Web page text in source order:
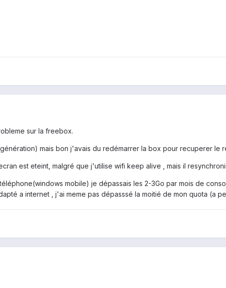
sur la freebox.
mais bon j'avais du redémarrer la box pour recuperer le
est eteint, malgré que j'utilise wifi keep alive , mais il
mobile) je dépassais les 2-3Go par mois de
a internet , j'ai meme pas dépasssé la moitié de mon quota (a